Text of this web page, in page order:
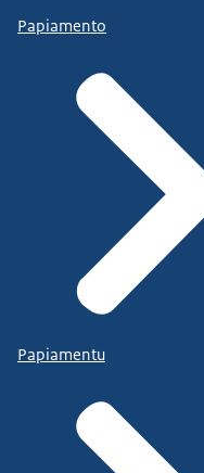
Papiamento
Papiamentu